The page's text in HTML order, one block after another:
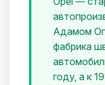
Адамом
фабрика
году, а к